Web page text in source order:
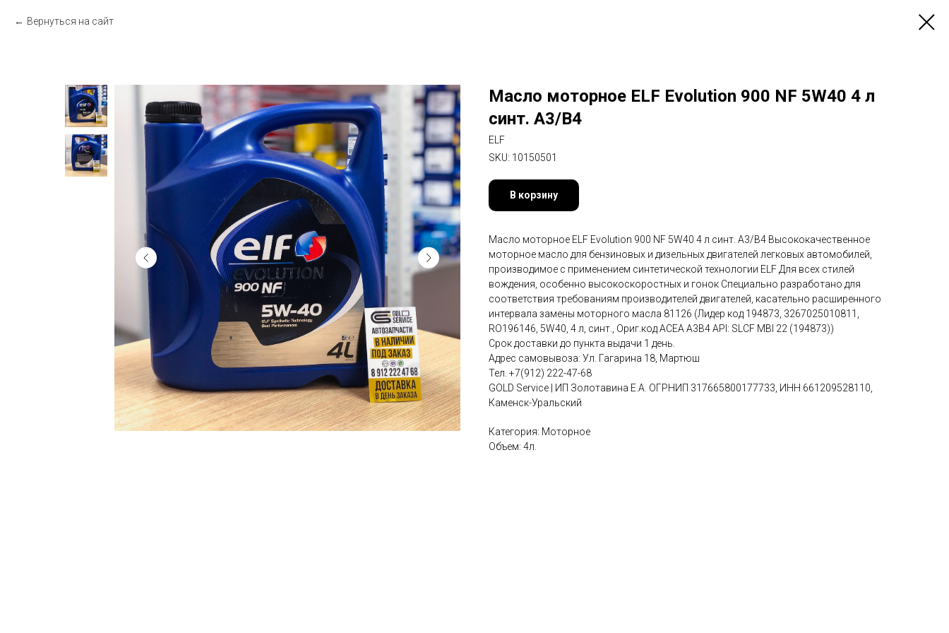
Вернуться на сайт
Масло моторное ELF Evolution 900 NF 5W40 4 л
синт. A3/B4
ELF
SKU: 10150501
В корзину
Масло моторное ELF Evolution 900 NF 5W40 4 л синт. A3/B4 Высококачественное
моторное масло для бензиновых и дизельных двигателей легковых автомобилей,
производимое с применением синтетической технологии ELF Для всех стилей
вождения, особенно высокоскоростных и гонок Специально разработано для
соответствия требованиям производителей двигателей, касательно расширенного
интервала замены моторного масла 81126 (Лидер код 194873, 3267025010811,
RO196146, 5W40, 4 л, синт., Ориг.код ACEA A3B4 API: SLCF MBl 22 (194873))
Срок доставки до пункта выдачи 1 день.
Адрес самовывоза: Ул. Гагарина 18, Мартюш
Тел. +7(912) 222-47-68
GOLD Service | ИП Золотавина Е.А. ОГРНИП 317665800177733, ИНН 661209528110,
Каменск-Уральский
Категория: Моторное
Объем: 4л.